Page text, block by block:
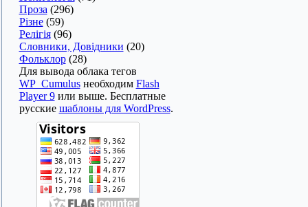
Проза (296)
Різне(59)
Релігія(96)
Словники, Довідники (20)
Фольклор(28)
Для вывода облака тегов
WP_Cumulusнеобходим Flash
Player 9или выше. Бесплатные
русские шаблоны для WordPress.